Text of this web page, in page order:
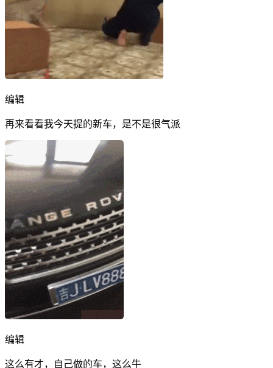
编辑
再来看看我今天提的新车，是不是很气派
编辑
这么有才，自己做的车，这么牛